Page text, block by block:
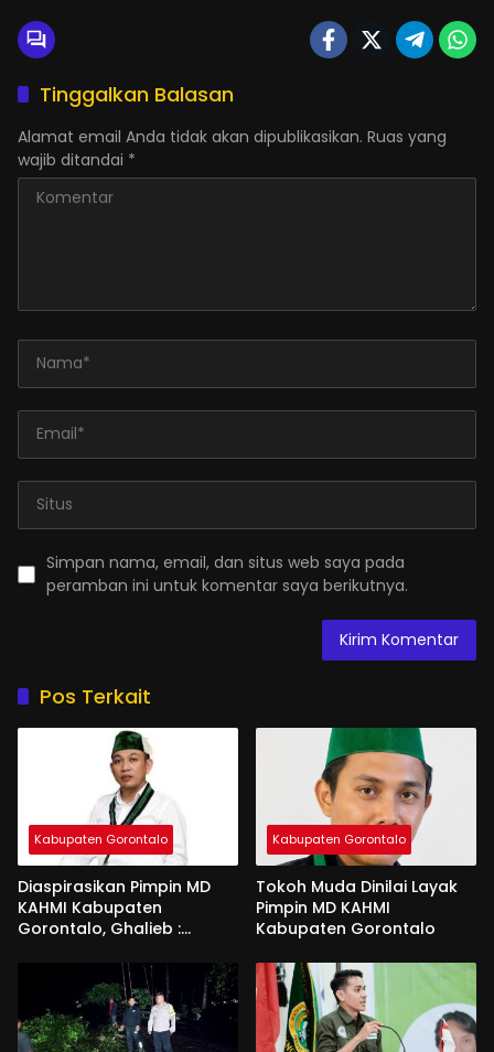
Tinggalkan Balasan
Alamat email Anda tidak akan dipublikasikan. Ruas yang
wajib ditandai *
Simpan nama, email, dan situs web saya pada
peramban ini untuk komentar saya berikutnya.
Pos Terkait
Kabupaten Gorontalo
Diaspirasikan Pimpin MD
KAHMI Kabupaten
Gorontalo, Ghalieb :
Kabupaten Gorontalo
Tokoh Muda Dinilai Layak
Pimpin MD KAHMI
Kabupaten Gorontalo